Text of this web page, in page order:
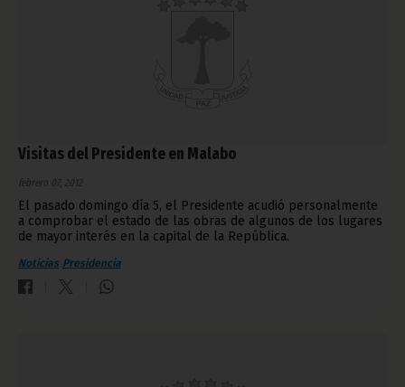
Visitas del Presidente en Malabo
febrero 07, 2012
El pasado domingo día 5, el Presidente acudió personalmente
a comprobar el estado de las obras de algunos de los lugares
de mayor interés en la capital de la República.
Noticias Presidencia